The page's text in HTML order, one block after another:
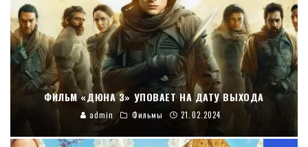
ФИЛЬМ «ДЮНА 3» УПОВАЕТ НА ДАТУ ВЫХОДА
admin Фильмы 21.02.2024